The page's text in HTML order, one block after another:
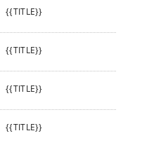
{{TITLE}}
{{TITLE}}
{{TITLE}}
{{TITLE}}